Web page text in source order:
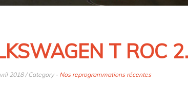
T ROC
2018 / Category - Nos reprogrammations récentes